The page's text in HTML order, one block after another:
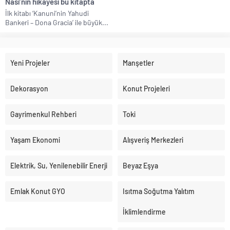
İlk kitabı ‘Kanuni’nin Yahudi
Bankeri – Dona Gracia’ ile büyük...
Yeni Projeler Manşetler
Dekorasyon Konut Projeleri
Gayrimenkul Rehberi Toki
Yaşam Ekonomi Alışveriş Merkezleri
Elektrik, Su, Yenilenebilir Enerji Beyaz Eşya
Emlak Konut GYO Isıtma Soğutma Yalıtım
İklimlendirme